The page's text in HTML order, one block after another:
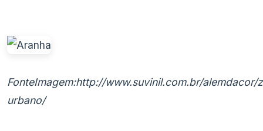
FonteImagem:http://www.suvinil.com.br/alemdacor/
urbano/